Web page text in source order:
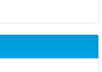
dư thi vòng 2 kỳ tuyển
phường Bình Lộc